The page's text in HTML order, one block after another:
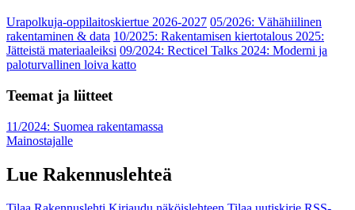
Urapolkuja-oppilaitoskiertue 2026-2027 05/2026: Vähähiilinen
rakentaminen & data 10/2025: Rakentamisen kiertotalous 2025:
Jätteistä materiaaleiksi 09/2024: Recticel Talks 2024: Moderni ja
paloturvallinen loiva katto
Teemat ja liitteet
11/2024: Suomea rakentamassa
Mainostajalle
Lue Rakennuslehteä